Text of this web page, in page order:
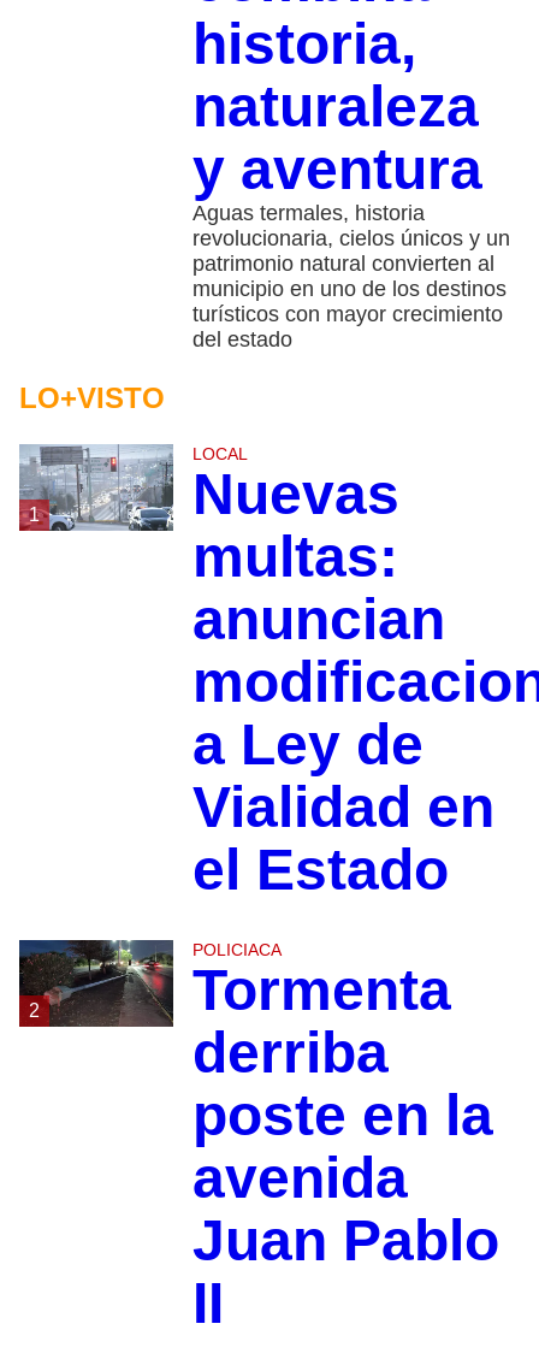
historia,
naturaleza
y aventura
Aguas termales, historia
revolucionaria, cielos únicos y un
patrimonio natural convierten al
municipio en uno de los destinos
turísticos con mayor crecimiento
del estado
LO+VISTO
1
LOCAL
Nuevas
multas:
anuncian
a Ley de
Vialidad en
el Estado
2
POLICIACA
Tormenta
derriba
poste en la
avenida
Juan Pablo
II